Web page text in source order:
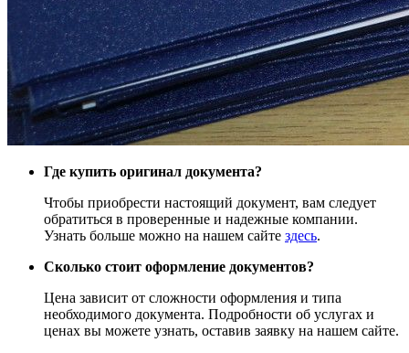
Где купить оригинал документа?
Чтобы приобрести настоящий документ, вам следует
обратиться в проверенные и надежные компании.
Узнать больше можно на нашем сайте здесь.
Сколько стоит оформление документов?
Цена зависит от сложности оформления и типа
необходимого документа. Подробности об услугах и
ценах вы можете узнать, оставив заявку на нашем сайте.